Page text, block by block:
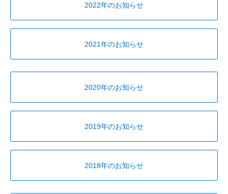
2022年のお知らせ
2021年のお知らせ
2020年のお知らせ
2019年のお知らせ
2018年のお知らせ